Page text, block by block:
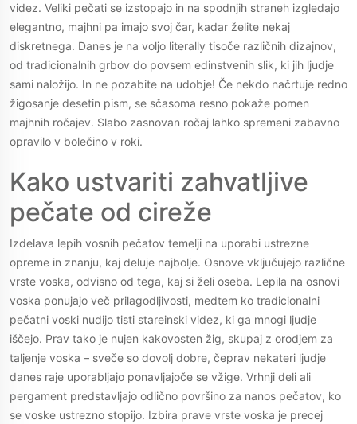
videz. Veliki pečati se izstopajo in na spodnjih straneh izgledajo
elegantno, majhni pa imajo svoj čar, kadar želite nekaj
diskretnega. Danes je na voljo literally tisoče različnih dizajnov,
od tradicionalnih grbov do povsem edinstvenih slik, ki jih ljudje
sami naložijo. In ne pozabite na udobje! Če nekdo načrtuje redno
žigosanje desetin pism, se sčasoma resno pokaže pomen
majhnih ročajev. Slabo zasnovan ročaj lahko spremeni zabavno
opravilo v bolečino v roki.
Kako ustvariti zahvatljive
pečate od cireže
Izdelava lepih vosnih pečatov temelji na uporabi ustrezne
opreme in znanju, kaj deluje najbolje. Osnove vključujejo različne
vrste voska, odvisno od tega, kaj si želi oseba. Lepila na osnovi
voska ponujajo več prilagodljivosti, medtem ko tradicionalni
pečatni voski nudijo tisti stareinski videz, ki ga mnogi ljudje
iščejo. Prav tako je nujen kakovosten žig, skupaj z orodjem za
taljenje voska – sveče so dovolj dobre, čeprav nekateri ljudje
danes raje uporabljajo ponavljajoče se vžige. Vrhnji deli ali
pergament predstavljajo odlično površino za nanos pečatov, ko
se voske ustrezno stopijo. Izbira prave vrste voska je precej